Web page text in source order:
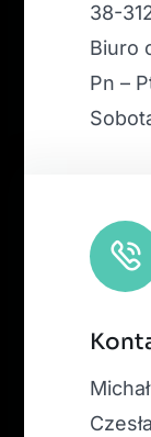
38-
Biuro
Pn –